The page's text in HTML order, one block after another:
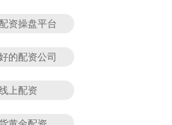
资操盘平台
的配资公司
上配资